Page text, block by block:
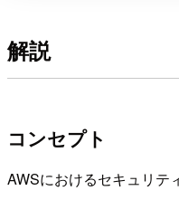
解説
コンセプト
AWSにおけるセキュリテ